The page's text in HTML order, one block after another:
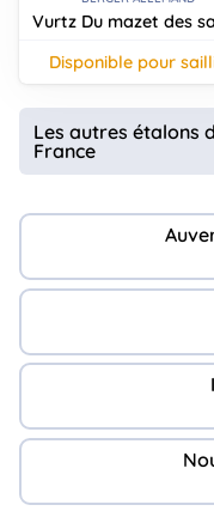
Vurtz Du mazet des
disponible pour
Les autres étalons
France